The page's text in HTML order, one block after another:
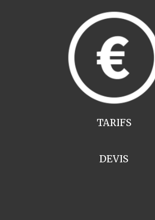
TARIFS
DEVIS